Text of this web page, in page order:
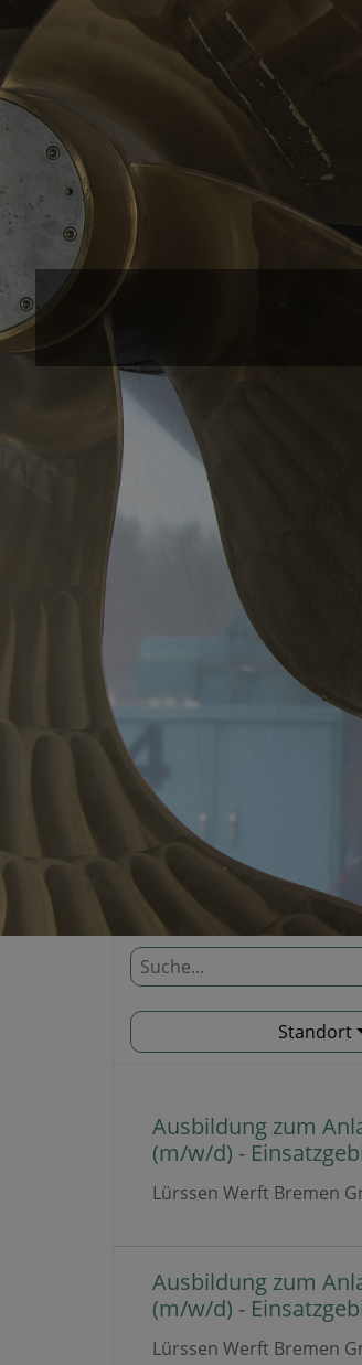
Standort
Ausbildung zum
(m/w/d) -
Lürssen Werft Bremen
Ausbildung zum
(m/w/d) -
Lürssen Werft Bremen